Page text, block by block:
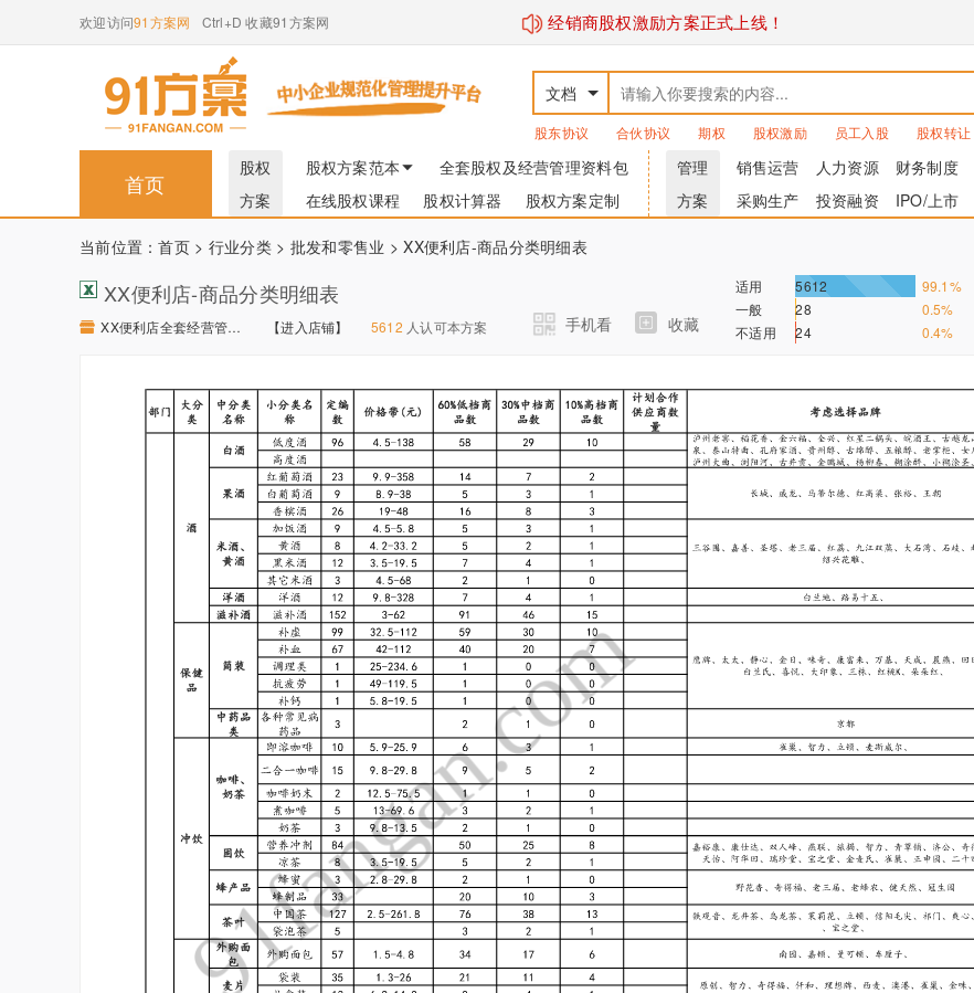
经销商股权激励方案正式上线！
欢迎访问91方案网 Ctrl+D 收藏91方案网
文档
股东协议 合伙协议 期权 股权激励 员工入股 股权转让
首页
股权
方案
股权方案范本
全套股权及经营管理资料包
在线股权课程
股权计算器 股权方案定制
管理
方案
销售运营 人力资源 财务制度
采购生产
投资融资 IPO/上市
当前位置：首页> 行业分类> 批发和零售业 > XX便利店-商品分类明细表
XX便利店-商品分类明细表
XX便利店全套经营管理制度 【进入店铺】 【进入店铺】 5612 人认可本方案 手机看 收藏
适用 5612
99.1%
一般
28
0.5%
不适用
24 0.4%